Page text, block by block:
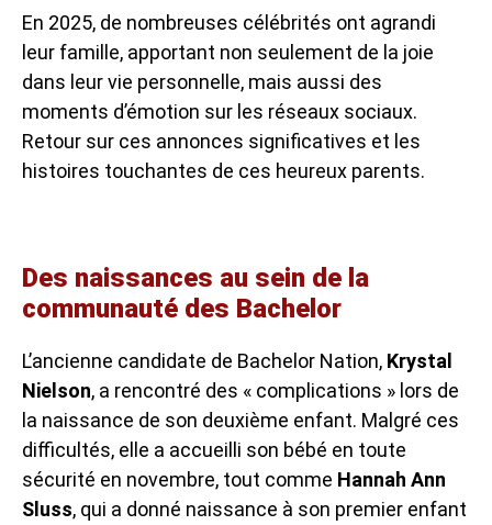
En 2025, de nombreuses célébrités ont agrandi
leur famille, apportant non seulement de la joie
dans leur vie personnelle, mais aussi des
moments d’émotion sur les réseaux sociaux.
Retour sur ces annonces significatives et les
histoires touchantes de ces heureux parents.
Des naissances au sein de la
communauté des Bachelor
L’ancienne candidate de Bachelor Nation, Krystal
Nielson, a rencontré des « complications » lors de
la naissance de son deuxième enfant. Malgré ces
difficultés, elle a accueilli son bébé en toute
sécurité en novembre, tout comme Hannah Ann
Sluss, qui a donné naissance à son premier enfant